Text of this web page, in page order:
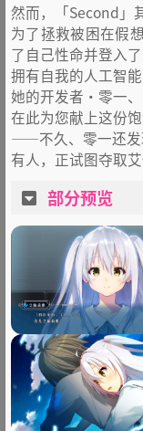
然而，「Second」
为了拯救被困在假
了自己性命并登入了
拥有自我的人工智能
她的开发者・零一、
在此为您献上这份
——不久、零一还发
有人，正试图夺取艾
部分预览